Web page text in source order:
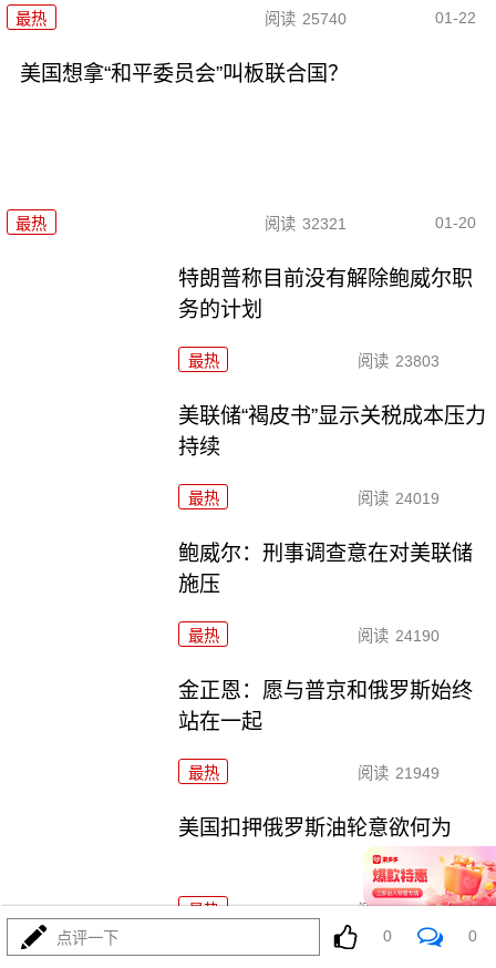
最热 阅读 25740 01-22
美国想拿“和平委员会”叫板联合国？
最热 阅读 32321 01-20
特朗普称目前没有解除鲍威尔职
务的计划
最热 阅读 23803
美联储“褐皮书”显示关税成本压力
持续
最热 阅读 24019
鲍威尔：刑事调查意在对美联储
施压
最热 阅读 24190
金正恩：愿与普京和俄罗斯始终
站在一起
最热 阅读 21949
美国扣押俄罗斯油轮意欲何为
最热 阅读 37581
点评一下 0 0